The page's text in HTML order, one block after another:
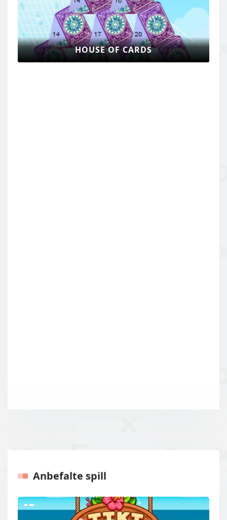
HOUSE OF CARDS
Anbefalte spill
Tidligere Neste